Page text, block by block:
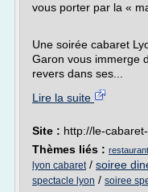
vous porter par la «
Une soirée cabaret
Garon vous immerge
revers dans ses...
Lire la suite
Site : http://le-
Thèmes liés :
lyon cabaret/ soiree
spectacle lyon / soiree